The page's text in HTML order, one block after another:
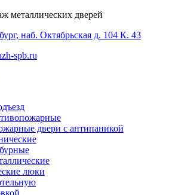
металлических дверей
наб. Октябрьская д. 104 К. 43
spb.ru
двери с антипаникой
люки